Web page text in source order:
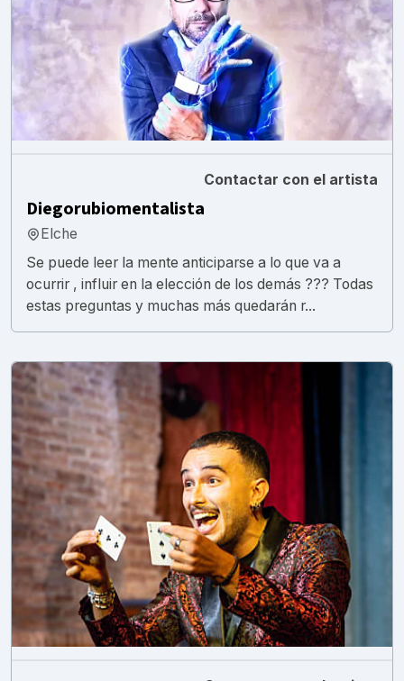
Contactar con el artista
Diegorubiomentalista
Elche
Se puede leer la mente anticiparse a lo que va a
ocurrir , influir en la elección de los demás ??? Todas
estas preguntas y muchas más quedarán r...